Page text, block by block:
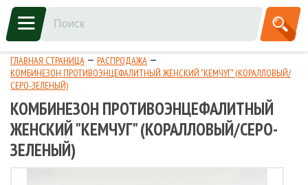
ГЛАВНАЯ СТРАНИЦА
РАСПРОДАЖА
КОМБИНЕЗОН ПРОТИВОЭНЦЕФАЛИТНЫЙ ЖЕНСКИЙ "КЕМЧУГ" (КОРАЛЛОВЫЙ/
СЕРО-ЗЕЛЕНЫЙ)
КОМБИНЕЗОН ПРОТИВОЭНЦЕФАЛИТНЫЙ
ЖЕНСКИЙ "КЕМЧУГ" (КОРАЛЛОВЫЙ/СЕРО-
ЗЕЛЕНЫЙ)